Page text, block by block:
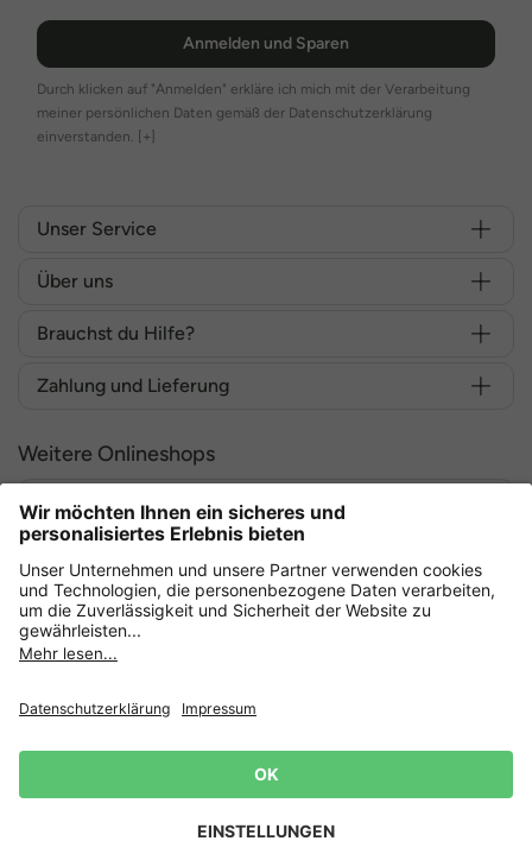
Anmelden und Sparen
Durch klicken auf "Anmelden" erkläre ich mich mit der Verarbeitung
meiner persönlichen Daten gemäß der Datenschutzerklärung
einverstanden. [+]
Unser Service
Über uns
Brauchst du Hilfe?
Zahlung und Lieferung
Weitere Onlineshops
Deutschland
Sicher einkaufen mit
AGB
Lieferbedingungen
Impressum Cookie Einstellungen